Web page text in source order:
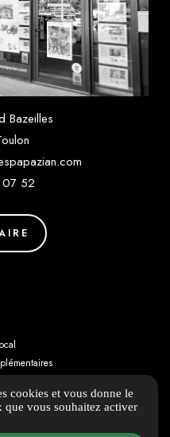
Bazeilles
52
cookies et vous donne le
que vous souhaitez activer